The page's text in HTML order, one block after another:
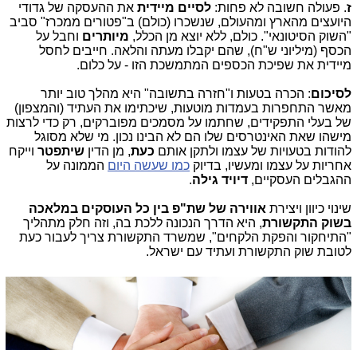
ז. פעולה חשובה לא פחות: לסיים מיידית את ההעסקה של גדודי
היועצים מהארץ ומהעולם, שנשכרו (כולם) ב"פטורים ממכרז" סביב
"השוק הסיטונאי". כולם, ללא יוצא מן הכלל, מיותרים וחבל על
הכסף (מיליוני ש"ח), שהם יקבלו מעתה והלאה. חייבים לחסל
מיידית את שפיכת הכספים המתמשכת הזו - על כלום.
לסיכום: הכרה בטעות ו"חזרה בתשובה" היא מהלך טוב יותר
מאשר התחפרות בעמדות מוטעות, שיכתימו את העתיד (והמצפון)
של בעלי התפקידים, שחתמו על מסמכים מפוברקים, רק כדי לרצות
מישהו שאת האינטרסים שלו הם לא הבינו נכון. מי שלא מסוגל
להודות בטעויות של עצמו ולתקן אותם כעת, מן הדין שיתפטר וייקח
אחריות על עצמו ומעשיו, בדיוק כמו שעשה היום הממונה על
ההגבלים העסקיים, דיויד גילה.
שינוי כיוון ויצירת אווירה של שת"פ בין כל העוסקים במלאכה
בשוק התקשורת, היא הדרך הנכונה ללכת בה, וזה חלק מתהליך
"התיחקור והפקת הלקחים", שמשרד התקשורת צריך לעבור כעת
לטובת שוק התקשורת ועתיד עם ישראל.